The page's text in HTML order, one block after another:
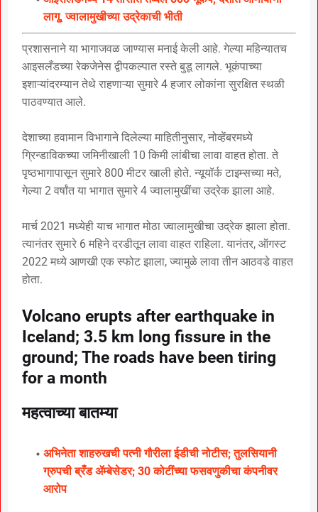
लागू, ज्वालामुखीच्या उद्रेकाची भीती
प्रशासनाने या भागाजवळ जाण्यास मनाई केली आहे. गेल्या महिन्यातच
आइसलँडच्या रेकजेनेस द्वीपकल्पात रस्ते बुडू लागले. भूकंपाच्या
इशाऱ्यांदरम्यान तेथे राहणाऱ्या सुमारे 4 हजार लोकांना सुरक्षित स्थळी
पाठवण्यात आले.
देशाच्या हवामान विभागाने दिलेल्या माहितीनुसार, नोव्हेंबरमध्ये
ग्रिन्डाविकच्या जमिनीखाली 10 किमी लांबीचा लावा वाहत होता. ते
पृष्ठभागापासून सुमारे 800 मीटर खाली होते. न्यूयॉर्क टाइम्सच्या मते,
गेल्या 2 वर्षांत या भागात सुमारे 4 ज्वालामुखींचा उद्रेक झाला आहे.
मार्च 2021 मध्येही याच भागात मोठा ज्वालामुखीचा उद्रेक झाला होता.
त्यानंतर सुमारे 6 महिने दरडीतून लावा वाहत राहिला. यानंतर, ऑगस्ट
2022 मध्ये आणखी एक स्फोट झाला, ज्यामुळे लावा तीन आठवडे वाहत
होता.
Volcano erupts after earthquake in
Iceland; 3.5 km long fissure in the
ground; The roads have been tiring
for a month
महत्वाच्या बातम्या
अभिनेता शाहरुखची पत्नी गौरीला ईडीची नोटीस; तुलसियानी
ग्रुपची ब्रँड ॲम्बेसेडर; 30 कोटींच्या फसवणुकीचा कंपनीवर
आरोप